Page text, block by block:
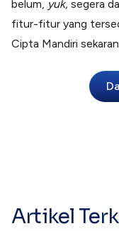
belum, yuk, segera
fitur-fitur yang
Cipta Mandiri
Artikel